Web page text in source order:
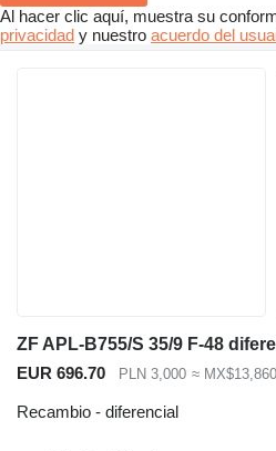
Al hacer clic aquí, muestra su
privacidad y nuestro acuerdo del
EUR 696.70 PLN 3,000 ≈ MX$13,860
Recambio - diferencial